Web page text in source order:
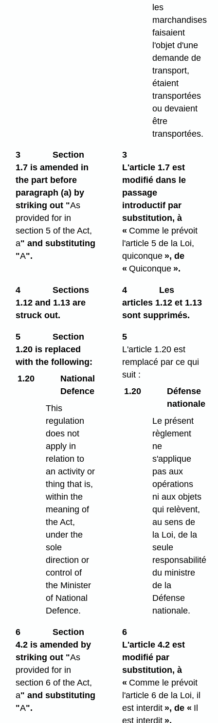
les
marchandises
faisaient
l'objet d'une
demande de
transport,
étaient
transportées
ou devaient
être
transportées.
3
Section
1.7 is amended in
the part before
paragraph (a) by
striking out "As
provided for in
section 5 of the Act,
a" and substituting
"A".
3
L'article 1.7 est
modifié dans le
passage
introductif par
substitution, à
« Comme le prévoit
l'article 5 de la Loi,
quiconque », de
«Quiconque ».
4
Sections
1.12 and 1.13 are
struck out.
4
Les
articles 1.12 et 1.13
sont supprimés.
5
Section
1.20 is replaced
with the following:
1.20
National
Defence
This
regulation
does not
apply in
relation to
an activity or
thing that is,
within the
meaning of
the Act,
under the
sole
direction or
control of
the Minister
of National
Defence.
5
L'article 1.20 est
remplacé par ce qui
suit :
1.20
Défense
nationale
Le présent
règlement
ne
s'applique
pas aux
opérations
ni aux objets
qui relèvent,
au sens de
la Loi, de la
seule
responsabilité
du ministre
de la
Défense
nationale.
6
Section
4.2 is amended by
striking out "As
provided for in
section 6 of the Act,
a" and substituting
"A".
6
L'article 4.2 est
modifié par
substitution, à
« Comme le prévoit
l'article 6 de la Loi, il
est interdit », de « Il
est interdit ».